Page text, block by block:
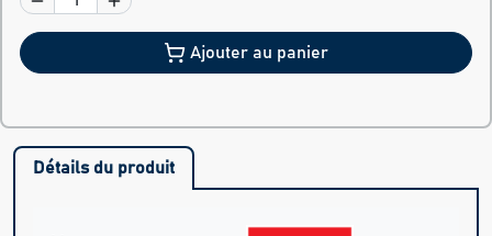
Ajouter au panier
Détails du produit